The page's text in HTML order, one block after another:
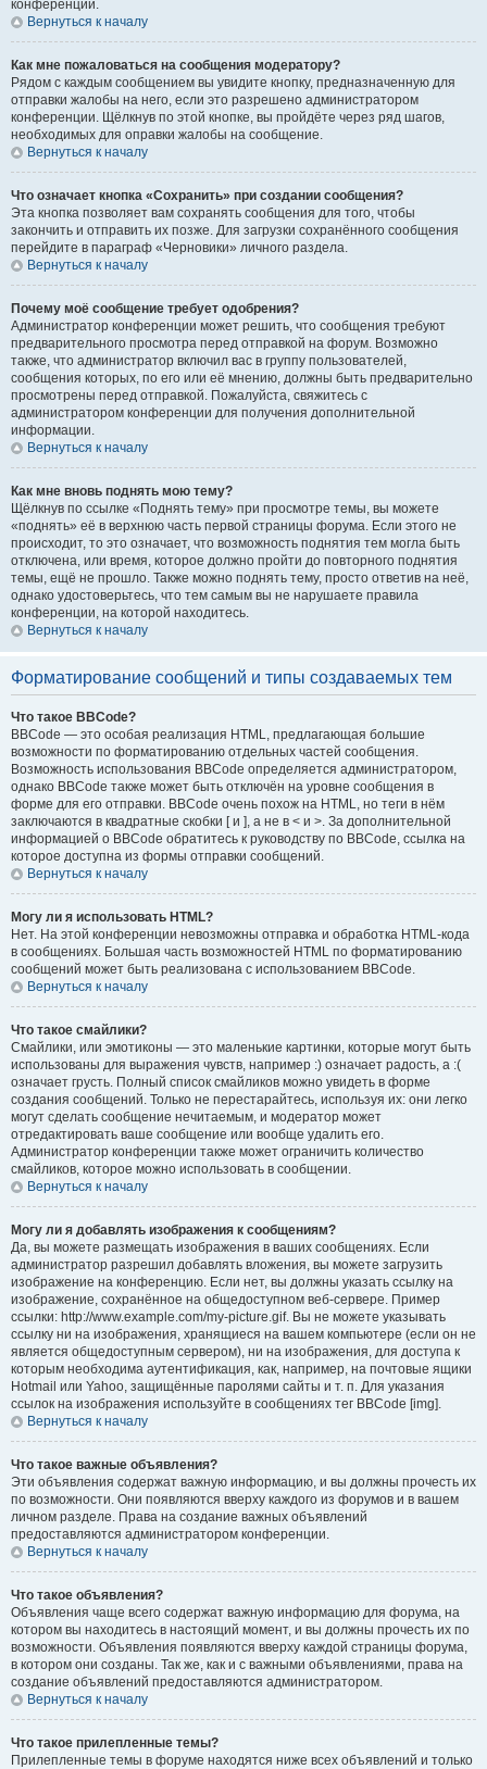
конференции.
Вернуться к началу
Как мне пожаловаться на сообщения модератору?
Рядом с каждым сообщением вы увидите кнопку, предназначенную для
отправки жалобы на него, если это разрешено администратором
конференции. Щёлкнув по этой кнопке, вы пройдёте через ряд шагов,
необходимых для оправки жалобы на сообщение.
Вернуться к началу
Что означает кнопка «Сохранить» при создании сообщения?
Эта кнопка позволяет вам сохранять сообщения для того, чтобы
закончить и отправить их позже. Для загрузки сохранённого сообщения
перейдите в параграф «Черновики» личного раздела.
Вернуться к началу
Почему моё сообщение требует одобрения?
Администратор конференции может решить, что сообщения требуют
предварительного просмотра перед отправкой на форум. Возможно
также, что администратор включил вас в группу пользователей,
сообщения которых, по его или её мнению, должны быть предварительно
просмотрены перед отправкой. Пожалуйста, свяжитесь с
администратором конференции для получения дополнительной
информации.
Вернуться к началу
Как мне вновь поднять мою тему?
Щёлкнув по ссылке «Поднять тему» при просмотре темы, вы можете
«поднять» её в верхнюю часть первой страницы форума. Если этого не
происходит, то это означает, что возможность поднятия тем могла быть
отключена, или время, которое должно пройти до повторного поднятия
темы, ещё не прошло. Также можно поднять тему, просто ответив на неё,
однако удостоверьтесь, что тем самым вы не нарушаете правила
конференции, на которой находитесь.
Вернуться к началу
Форматирование сообщений и типы создаваемых тем
Что такое BBCode?
BBCode — это особая реализация HTML, предлагающая большие
возможности по форматированию отдельных частей сообщения.
Возможность использования BBCode определяется администратором,
однако BBCode также может быть отключён на уровне сообщения в
форме для его отправки. BBCode очень похож на HTML, но теги в нём
заключаются в квадратные скобки [ и ], а не в < и >. За дополнительной
информацией о BBCode обратитесь к руководству по BBCode, ссылка на
которое доступна из формы отправки сообщений.
Вернуться к началу
Могу ли я использовать HTML?
Нет. На этой конференции невозможны отправка и обработка HTML-кода
в сообщениях. Большая часть возможностей HTML по форматированию
сообщений может быть реализована с использованием BBCode.
Вернуться к началу
Что такое смайлики?
Смайлики, или эмотиконы — это маленькие картинки, которые могут быть
использованы для выражения чувств, например :) означает радость, а :(
означает грусть. Полный список смайликов можно увидеть в форме
создания сообщений. Только не перестарайтесь, используя их: они легко
могут сделать сообщение нечитаемым, и модератор может
отредактировать ваше сообщение или вообще удалить его.
Администратор конференции также может ограничить количество
смайликов, которое можно использовать в сообщении.
Вернуться к началу
Могу ли я добавлять изображения к сообщениям?
Да, вы можете размещать изображения в ваших сообщениях. Если
администратор разрешил добавлять вложения, вы можете загрузить
изображение на конференцию. Если нет, вы должны указать ссылку на
изображение, сохранённое на общедоступном веб-сервере. Пример
ссылки: http://www.example.com/my-picture.gif. Вы не можете указывать
ссылку ни на изображения, хранящиеся на вашем компьютере (если он не
является общедоступным сервером), ни на изображения, для доступа к
которым необходима аутентификация, как, например, на почтовые ящики
Hotmail или Yahoo, защищённые паролями сайты и т. п. Для указания
ссылок на изображения используйте в сообщениях тег BBCode [img].
Вернуться к началу
Что такое важные объявления?
Эти объявления содержат важную информацию, и вы должны прочесть их
по возможности. Они появляются вверху каждого из форумов и в вашем
личном разделе. Права на создание важных объявлений
предоставляются администратором конференции.
Вернуться к началу
Что такое объявления?
Объявления чаще всего содержат важную информацию для форума, на
котором вы находитесь в настоящий момент, и вы должны прочесть их по
возможности. Объявления появляются вверху каждой страницы форума,
в котором они созданы. Так же, как и с важными объявлениями, права на
создание объявлений предоставляются администратором.
Вернуться к началу
Что такое прилепленные темы?
Прилепленные темы в форуме находятся ниже всех объявлений и только